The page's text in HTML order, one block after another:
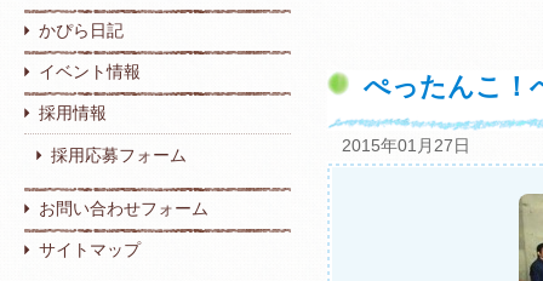
かぴら日記
イベント情報
採用情報
採用応募フォーム
お問い合わせフォーム
サイトマップ
ぺったんこ！
2015年01月27日